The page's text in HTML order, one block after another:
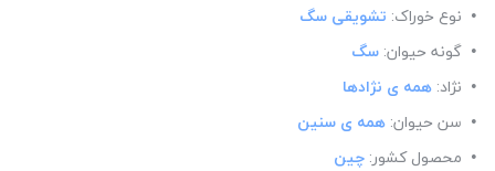
نوع خوراک: تشویقی سگ
گونه حیوان: سگ
نژاد: همه ی نژادها
سن حیوان: همه ی سنین
محصول کشور: چین